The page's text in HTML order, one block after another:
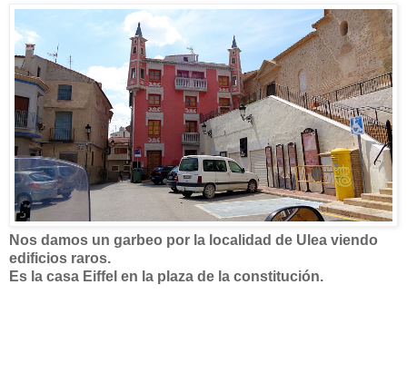
Nos damos un garbeo por la localidad de Ulea viendo
edificios raros.
Es la casa Eiffel en la plaza de la constitución.